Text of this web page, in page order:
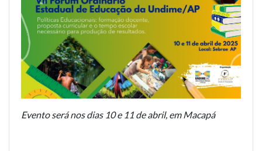
Evento será nos dias 10 e 11 de abril, em Macapá